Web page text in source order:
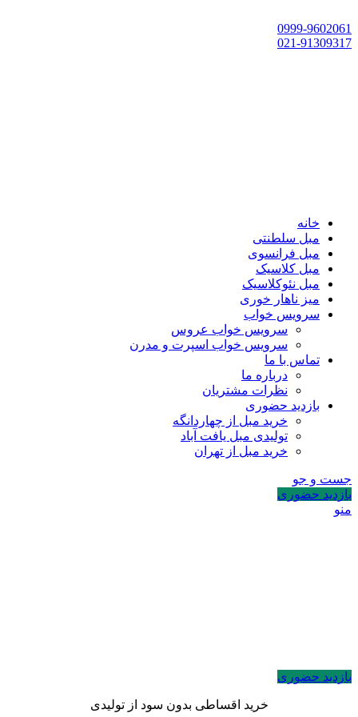
0999-9602061
021-91309317
خانه
مبل سلطنتی
مبل فرانسوی
مبل کلاسیک
مبل نئوکلاسیک
میز ناهار خوری
سرویس خواب
سرویس خواب عروس
سرویس خواب اسپرت و مدرن
تماس با ما
درباره ما
نظرات مشتریان
بازدید حضوری
خرید مبل از چهاردانگه
تولیدی مبل یافت آباد
خرید مبل از تهران
جست و جو
بازدید حضوری
منو
بازدید حضوری
خرید اقساطی بدون سود از تولیدی